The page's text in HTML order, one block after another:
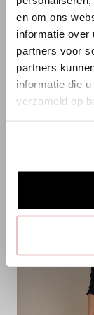
en om ons
informatie over
partners voor
partners
informatie die
verzameld op
XXS XS
Es scheint,
Bist du am
Zur